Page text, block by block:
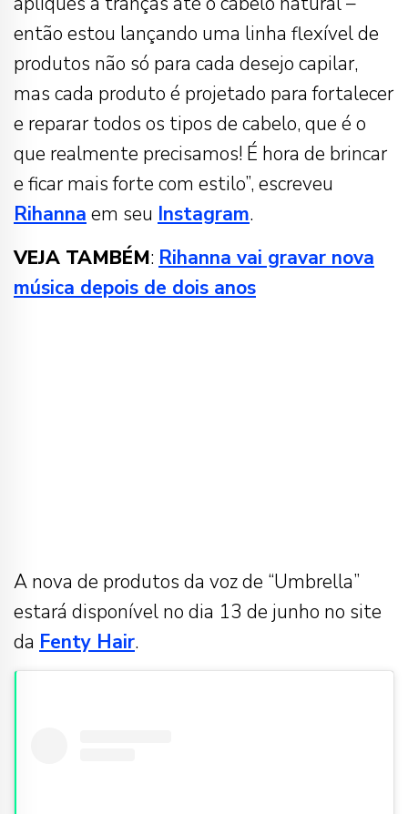
então estou lançando uma linha flexível de
produtos não só para cada desejo capilar,
mas cada produto é projetado para fortalecer
e reparar todos os tipos de cabelo, que é o
que realmente precisamos! É hora de brincar
e ficar mais forte com estilo”, escreveu
Rihanna em seu Instagram.
VEJA TAMBÉM: Rihanna vai gravar nova
música depois de dois anos
A nova de produtos da voz de “Umbrella”
estará disponível no dia 13 de junho no site
da Fenty Hair.